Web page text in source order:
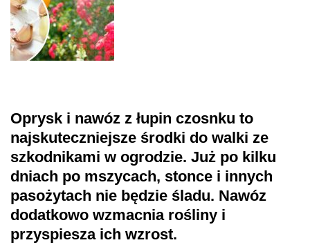
Oprysk i nawóz z łupin czosnku to
najskuteczniejsze środki do walki ze
szkodnikami w ogrodzie. Już po kilku
dniach po mszycach, stonce i innych
pasożytach nie będzie śladu. Nawóz
dodatkowo wzmacnia rośliny i
przyspiesza ich wzrost.